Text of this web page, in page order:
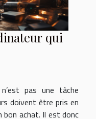
qui
pas une tâche
doivent être pris en
achat. Il est donc